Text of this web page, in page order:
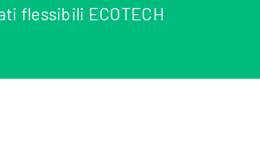
flessibili ECOTECH